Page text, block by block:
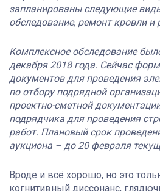
запланированы следующие
обследование, ремонт кровли и
Комплексное обследование
декабря 2018 года. Сейчас
документов для проведения
по отбору подрядной
проектно-сметной
подрядчика для проведения
работ. Плановый срок
аукциона – до 20 февраля
Вроде и всё хорошо, но это
когнитивный диссонанс,